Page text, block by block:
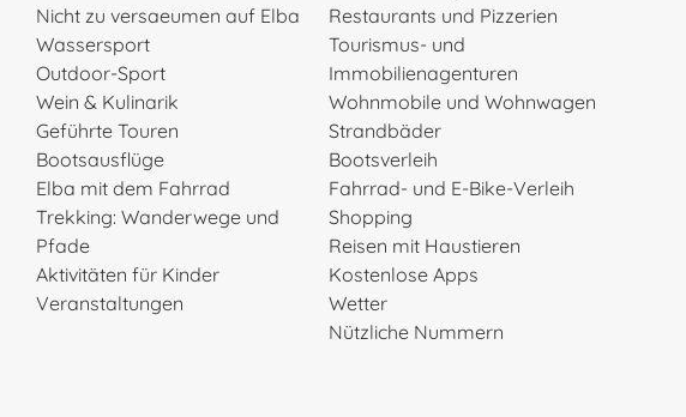
Nicht zu versaeumen auf Elba
Wassersport
Outdoor-Sport
Wein & Kulinarik
Geführte Touren
Bootsausflüge
Elba mit dem Fahrrad
Trekking: Wanderwege und
Pfade
Aktivitäten für Kinder
Veranstaltungen
Restaurants und Pizzerien
Tourismus- und
Immobilienagenturen
Wohnmobile und Wohnwagen
Strandbäder
Bootsverleih
Fahrrad- und E-Bike-Verleih
Shopping
Reisen mit Haustieren
Kostenlose Apps
Wetter
Nützliche Nummern